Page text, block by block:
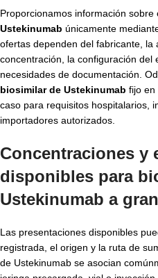
Proporcionamos información sobre
Ustekinumab únicamente
ofertas dependen del fabricante, la
concentración, la configuración
necesidades de documentación.
biosimilar de Ustekinumab fijo en
caso para requisitos hospitalarios,
importadores autorizados.
Concentraciones y
disponibles para
Ustekinumab a
Las presentaciones disponibles
registrada, el origen y la ruta de
de Ustekinumab se asocian